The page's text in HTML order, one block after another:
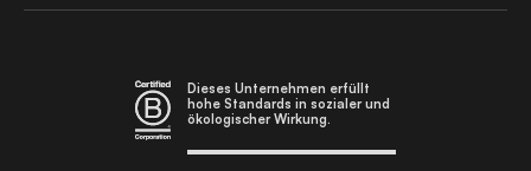
Dieses Unternehmen erfüllt
hohe Standards in sozialer und
ökologischer Wirkung.